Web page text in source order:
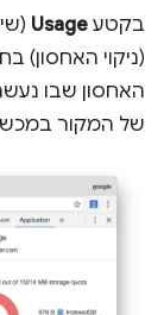
בקטע Usage
(ניקוי האחסון)
האחסון שבו
של המקור